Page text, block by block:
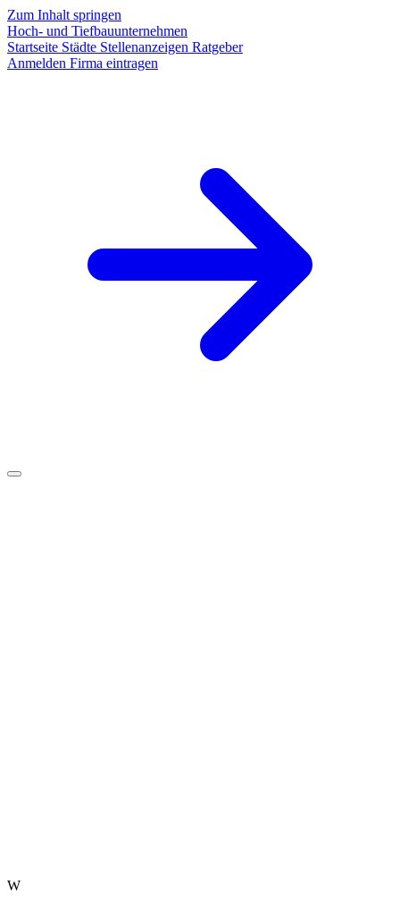
Zum Inhalt springen
Hoch- und Tiefbauunternehmen
Startseite Städte Stellenanzeigen Ratgeber
Anmelden Firma eintragen
W